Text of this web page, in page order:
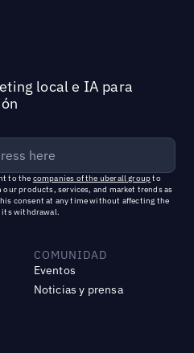
local e IA para
to the companies of the uberall groupto
products, services, and market trends as
consent at any time without affecting the
its withdrawal.
COMUNIDAD
Eventos
Noticias y prensa